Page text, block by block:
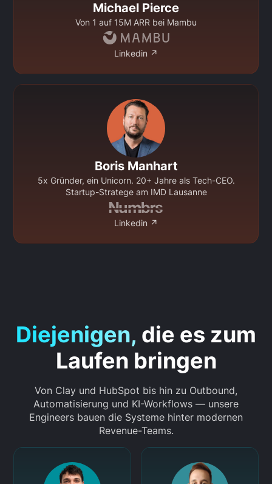
Michael Pierce
Von 1 auf 15M ARR bei Mambu
Linkedin ↗
Boris Manhart
5x Gründer, ein Unicorn. 20+ Jahre als Tech-CEO.
Startup-Stratege am IMD Lausanne
Linkedin ↗
Diejenigen, die es zum
Laufen bringen
Von Clay und HubSpot bis hin zu Outbound,
Automatisierung und KI-Workflows — unsere
Engineers bauen die Systeme hinter modernen
Revenue-Teams.